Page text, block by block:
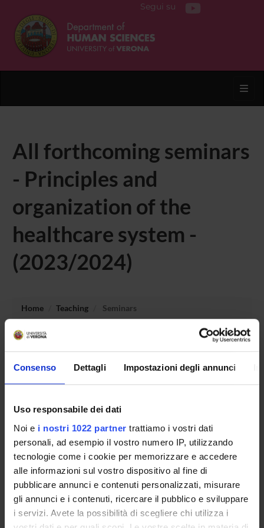
Consenso Dettagli Impostazioni degli annunci
Uso responsabile dei dati
Noi e i nostri 1022 partner trattiamo i vostri dati
personali, ad esempio il vostro numero IP, utilizzando
tecnologie come i cookie per memorizzare e accedere
alle informazioni sul vostro dispositivo al fine di
pubblicare annunci e contenuti personalizzati, misurare
gli annunci e i contenuti, ricercare il pubblico e sviluppare
i servizi. Avete la possibilità di scegliere chi utilizza i
Segui su
All forthcoming seminars
- Principles and
organization of the
healthcare system -
(2023/2024)
Home Teaching Seminars
No recent seminar found relating to teaching Principles and
STUDYING
COURSES
PHD PROGRAMMES AND POSTGRADUATE
TRAINING
Contacts